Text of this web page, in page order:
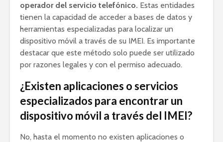
operador del servicio telefónico. Estas entidades
tienen la capacidad de acceder a bases de datos y
herramientas especializadas para localizar un
dispositivo móvil a través de su IMEI. Es importante
destacar que este método solo puede ser utilizado
por razones legales y con el permiso adecuado.
¿Existen aplicaciones o servicios
especializados para encontrar un
dispositivo móvil a través del IMEI?
No, hasta el momento no existen aplicaciones o